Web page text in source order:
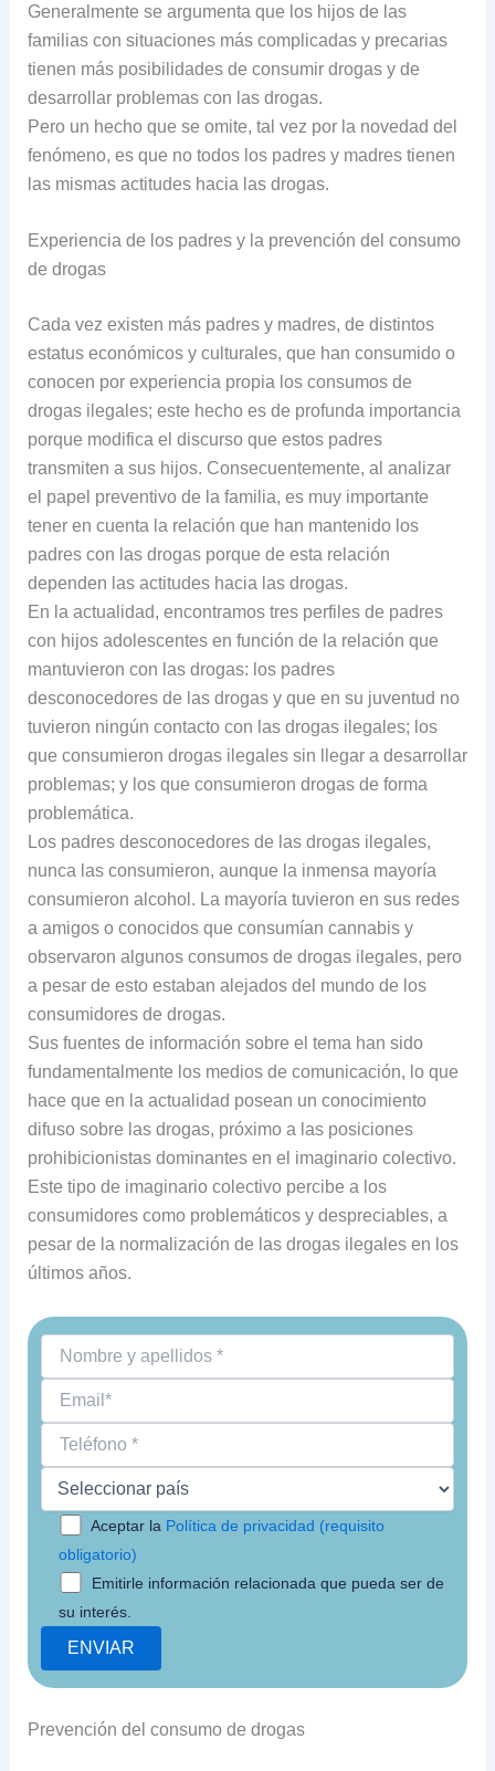
Generalmente se argumenta que los hijos de las
familias con situaciones más complicadas y precarias
tienen más posibilidades de consumir drogas y de
desarrollar problemas con las drogas.
Pero un hecho que se omite, tal vez por la novedad del
fenómeno, es que no todos los padres y madres tienen
las mismas actitudes hacia las drogas.
Experiencia de los padres y la prevención del consumo
de drogas
Cada vez existen más padres y madres, de distintos
estatus económicos y culturales, que han consumido o
conocen por experiencia propia los consumos de
drogas ilegales; este hecho es de profunda importancia
porque modifica el discurso que estos padres
transmiten a sus hijos. Consecuentemente, al analizar
el papel preventivo de la familia, es muy importante
tener en cuenta la relación que han mantenido los
padres con las drogas porque de esta relación
dependen las actitudes hacia las drogas.
En la actualidad, encontramos tres perfiles de padres
con hijos adolescentes en función de la relación que
mantuvieron con las drogas: los padres
desconocedores de las drogas y que en su juventud no
tuvieron ningún contacto con las drogas ilegales; los
que consumieron drogas ilegales sin llegar a desarrollar
problemas; y los que consumieron drogas de forma
problemática.
Los padres desconocedores de las drogas ilegales,
nunca las consumieron, aunque la inmensa mayoría
consumieron alcohol. La mayoría tuvieron en sus redes
a amigos o conocidos que consumían cannabis y
observaron algunos consumos de drogas ilegales, pero
a pesar de esto estaban alejados del mundo de los
consumidores de drogas.
Sus fuentes de información sobre el tema han sido
fundamentalmente los medios de comunicación, lo que
hace que en la actualidad posean un conocimiento
difuso sobre las drogas, próximo a las posiciones
prohibicionistas dominantes en el imaginario colectivo.
Este tipo de imaginario colectivo percibe a los
consumidores como problemáticos y despreciables, a
pesar de la normalización de las drogas ilegales en los
últimos años.
Aceptar la Política de privacidad (requisito
obligatorio)
Emitirle información relacionada que pueda ser de
su interés.
Prevención del consumo de drogas